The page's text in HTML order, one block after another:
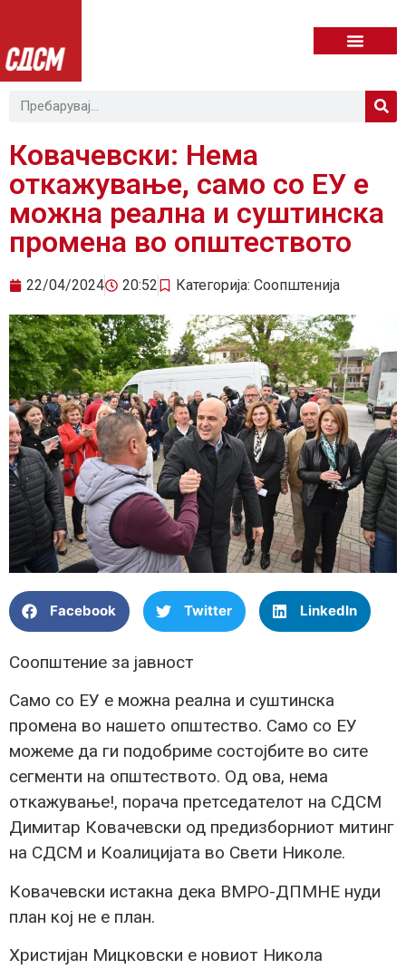
Ковачевски: Нема
откажување, само со ЕУ е
можна реална и суштинска
промена во општеството
22/04/2024 20:52 Категорија: Соопштенија
Facebook Twitter LinkedIn
Соопштение за јавност
Само со ЕУ е можна реална и суштинска
промена во нашето општество. Само со ЕУ
можеме да ги подобриме состојбите во сите
сегменти на општеството. Од ова, нема
откажување!, порача претседателот на СДСМ
Димитар Ковачевски од предизборниот митинг
на СДСМ и Коалицијата во Свети Николе.
Ковачевски истакна дека ВМРО-ДПМНЕ нуди
план кој не е план.
Христијан Мицковски е новиот Никола